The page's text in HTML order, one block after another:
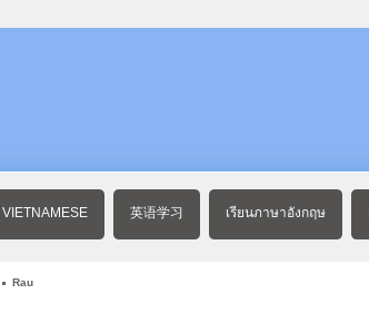
英语学习 เรียนภาษาอังกฤษ
Rau